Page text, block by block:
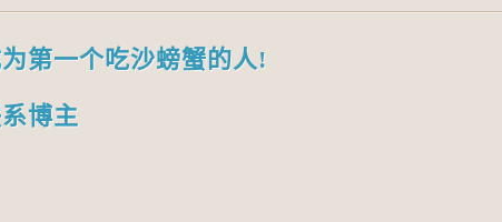
第一个吃沙螃蟹的人!
博主